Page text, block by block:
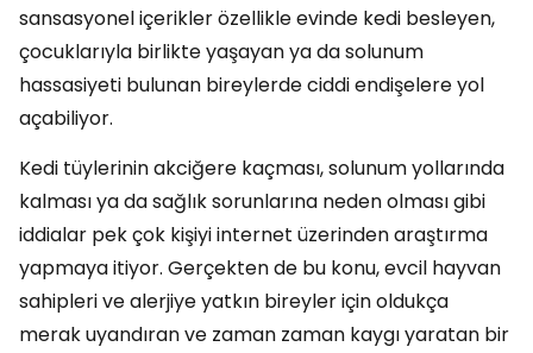
sansasyonel içerikler özellikle evinde kedi besleyen,
çocuklarıyla birlikte yaşayan ya da solunum
hassasiyeti bulunan bireylerde ciddi endişelere yol
açabiliyor.
Kedi tüylerinin akciğere kaçması, solunum yollarında
kalması ya da sağlık sorunlarına neden olması gibi
iddialar pek çok kişiyi internet üzerinden araştırma
yapmaya itiyor. Gerçekten de bu konu, evcil hayvan
sahipleri ve alerjiye yatkın bireyler için oldukça
merak uyandıran ve zaman zaman kaygı yaratan bir